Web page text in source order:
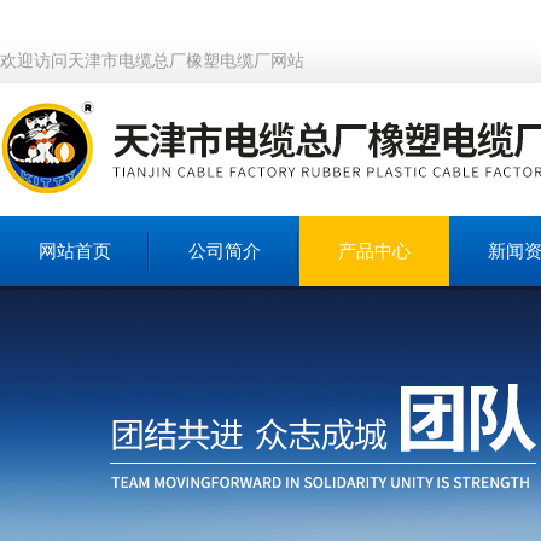
欢迎访问天津市电缆总厂橡塑电缆厂网站
网站首页 公司简介 产品中心 新闻